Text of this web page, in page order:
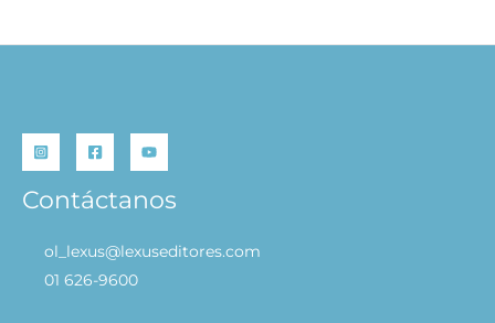
Contáctanos
ol_lexus@lexuseditores.com
01 626-9600